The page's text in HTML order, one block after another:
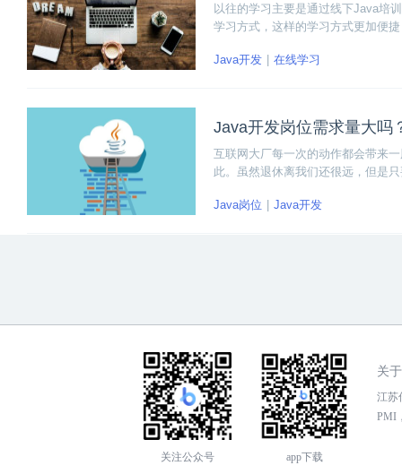
以往的学习主要是通过线下Java培
学习方式，这样的学习方式更加便
Java开发
在线学习
Java开发岗位需求量大吗
互联网大厂每一次的动作都会带来
此。虽然退休离我们还很远，但是
Java岗位 Java开发
关注公众号 app下载
关
江苏
PMI